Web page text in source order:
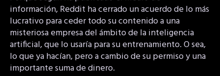
información, Reddit ha cerrado un acuerdo de lo más
lucrativo para ceder todo su contenido a una
misteriosa empresa del ámbito de la inteligencia
artificial, que lo usaría para su entrenamiento. O sea,
lo que ya hacían, pero a cambio de su permiso y una
importante suma de dinero.